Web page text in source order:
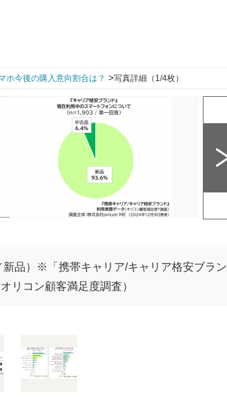
ホ今後の購入意向割合は？ >写真詳細（1/4枚）
品）※「携帯キャリア/キャリア格安ブラン
リコン顧客満足度調査）